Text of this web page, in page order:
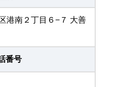
港南２丁目６−７ 大善
番号